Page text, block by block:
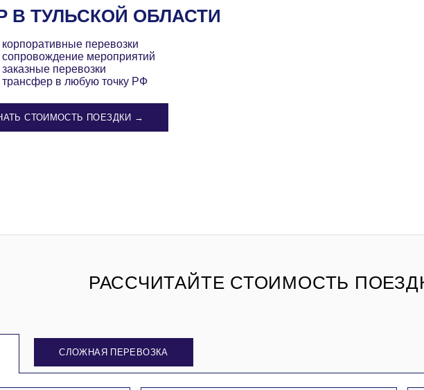
В ТУЛЬСКОЙ ОБЛАСТИ
корпоративные перевозки
сопровождение мероприятий
заказные перевозки
трансфер в любую точку РФ
СТОИМОСТЬ ПОЕЗДКИ →
РАССЧИТАЙТЕ СТОИМОСТЬ
СЛОЖНАЯ ПЕРЕВОЗКА